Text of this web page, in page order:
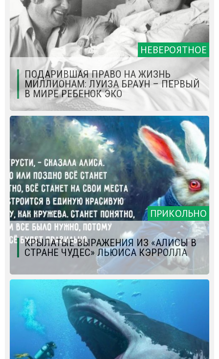
НЕВЕРОЯТНОЕ
ПОДАРИВШАЯ ПРАВО НА ЖИЗНЬ
МИЛЛИОНАМ: ЛУИЗА БРАУН – ПЕРВЫЙ
В МИРЕ РЕБЕНОК ЭКО
ПРИКОЛЬНО
КРЫЛАТЫЕ ВЫРАЖЕНИЯ ИЗ «АЛИСЫ В
СТРАНЕ ЧУДЕС» ЛЬЮИСА КЭРРОЛЛА